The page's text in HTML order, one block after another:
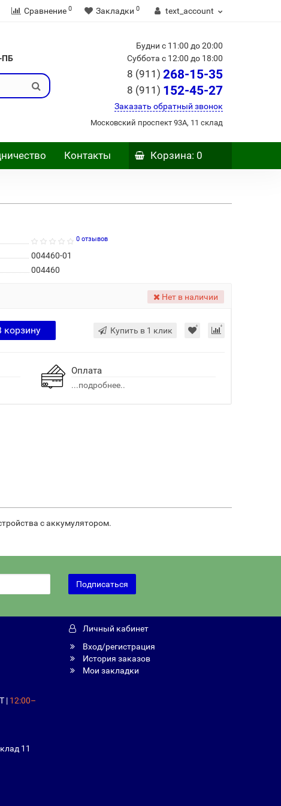
Сравнение 0 Закладки 0 text_account
ПБ
Будни с 11:00 до 20:00
Суббота с 12:00 до 18:00
8 (911) 268-15-35
8 (911) 152-45-27
Заказать обратный звонок
Московский проспект 93А, 11 склад
Контакты Корзина: 0
0 отзывов
004460-01
004460
Нет в наличии
корзину Купить в 1 клик
Оплата
...подробнее..
с аккумулятором.
Подписаться
| 12:00–
11
Личный кабинет
Вход/регистрация
История заказов
Мои закладки